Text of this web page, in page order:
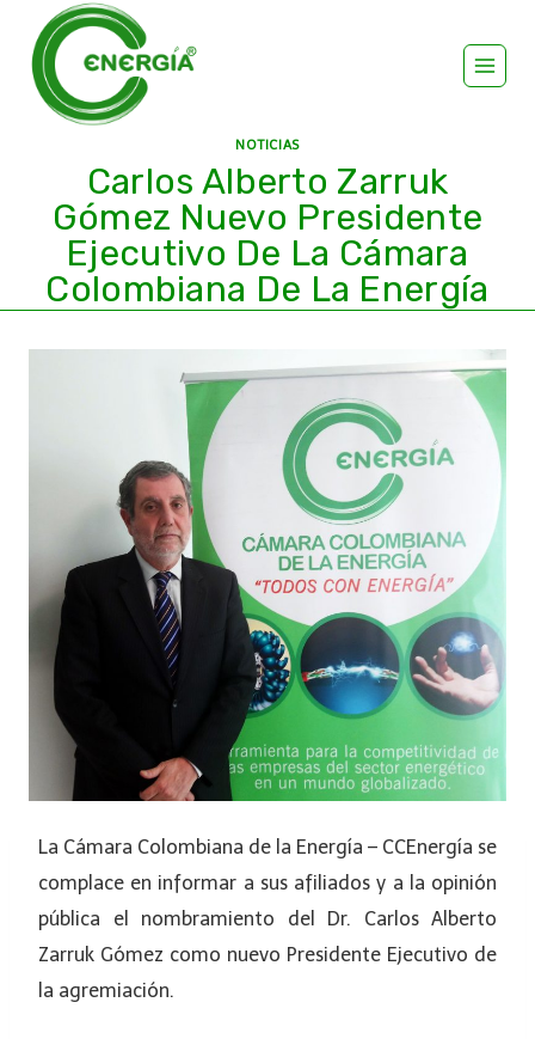
NOTICIAS
Carlos Alberto Zarruk
Gómez Nuevo Presidente
Ejecutivo De La Cámara
Colombiana De La Energía
La Cámara Colombiana de la Energía – CCEnergía se
complace en informar a sus afiliados y a la opinión
pública el nombramiento del Dr. Carlos Alberto
Zarruk Gómez como nuevo Presidente Ejecutivo de
la agremiación.